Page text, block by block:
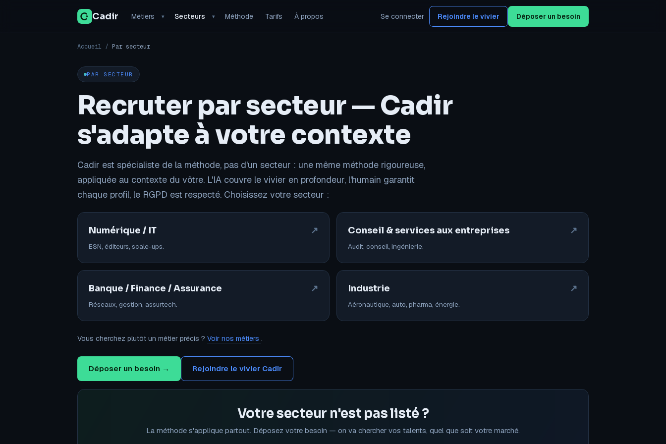
Cadir Métiers ▾ Secteurs ▾ Méthode Tarifs À propos Se connecter Rejoindre le vivier Déposer un besoin
Accueil / Par secteur
PAR SECTEUR
Recruter par secteur — Cadir
s'adapte à votre contexte
Cadir est spécialiste de la méthode, pas d'un secteur : une même méthode rigoureuse,
appliquée au contexte du vôtre. L'IA couvre le vivier en profondeur, l'humain garantit
chaque profil, le RGPD est respecté. Choisissez votre secteur :
Numérique / IT ↗
ESN, éditeurs, scale-ups.
Conseil & services aux entreprises ↗
Audit, conseil, ingénierie.
Banque / Finance / Assurance ↗
Réseaux, gestion, assurtech.
Industrie ↗
Aéronautique, auto, pharma, énergie.
Vous cherchez plutôt un métier précis ? Voir nos métiers .
Déposer un besoin → Rejoindre le vivier Cadir
Votre secteur n'est pas listé ?
La méthode s'applique partout. Déposez votre besoin — on va chercher vos talents, quel que soit votre marché.